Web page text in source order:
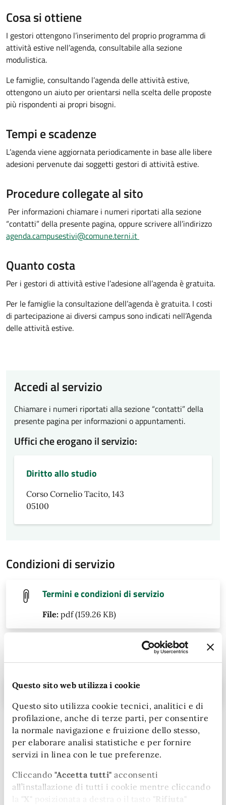
Questo sito web utilizza i cookie
Questo sito utilizza cookie tecnici, analitici e di
profilazione, anche di terze parti, per consentire
la normale navigazione e fruizione dello stesso,
per elaborare analisi statistiche e per fornire
servizi in linea con le tue preferenze.
Cliccando "Accetta tutti" acconsenti
all’installazione di tutti i cookie mentre cliccando
la "X" posizionata a destra o il tasto "Rifiuta"
Cosa si ottiene
I gestori ottengono l’inserimento del proprio programma di
attività estive nell’agenda, consultabile alla sezione
modulistica.
Le famiglie, consultando l’agenda delle attività estive,
ottengono un aiuto per orientarsi nella scelta delle proposte
più rispondenti ai propri bisogni.
Tempi e scadenze
L’agenda viene aggiornata periodicamente in base alle libere
adesioni pervenute dai soggetti gestori di attività estive.
Procedure collegate al sito
Per informazioni chiamare i numeri riportati alla sezione
“contatti” della presente pagina, oppure scrivere all’indirizzo
agenda.campusestivi@comune.terni.it
Quanto costa
Per i gestori di attività estive l’adesione all’agenda è gratuita.
Per le famiglie la consultazione dell’agenda è gratuita. I costi
di partecipazione ai diversi campus sono indicati nell’Agenda
delle attività estive.
Accedi al servizio
Chiamare i numeri riportati alla sezione “contatti” della
presente pagina per informazioni o appuntamenti.
Uffici che erogano il servizio:
Diritto allo studio
Corso Cornelio Tacito, 143
05100
Condizioni di servizio
Termini e condizioni di servizio
File: pdf (159.26 KB)
Contatti
Telefono:0744 549904; 0744 549744
Unità organizzativa responsabile
Area Istruzione
Corso Cornelio Tacito, 143